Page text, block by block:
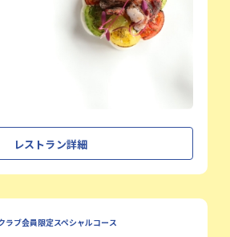
オフィシャルサイト
北の食材を中心に三陸の海の幸、蔵王連
ンスで培った技法を活かして料理してお
北の魅力を発信してお客様に楽しんでい
レストラン詳細
ラブ会員限定スペシャルコース